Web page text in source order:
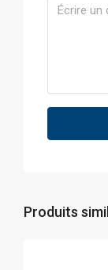
Produits